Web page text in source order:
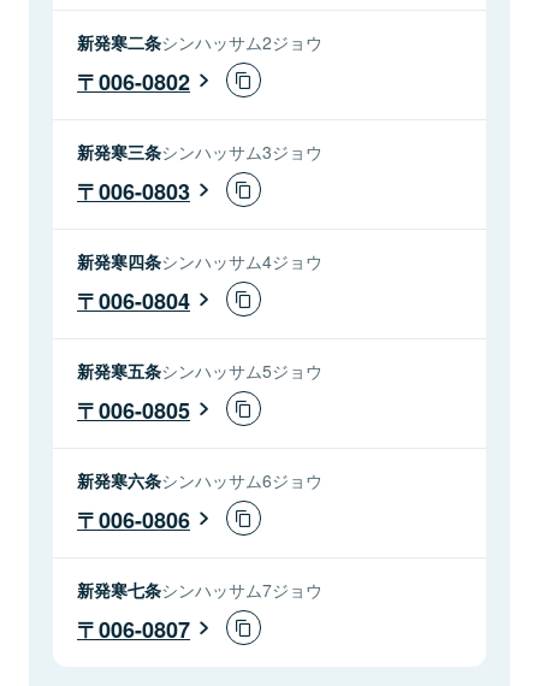
新発寒二条シンハッサム2ジョウ
006-0802
新発寒三条シンハッサム3ジョウ
006-0803
新発寒四条シンハッサム4ジョウ
006-0804
新発寒五条シンハッサム5ジョウ
006-0805
新発寒六条シンハッサム6ジョウ
006-0806
新発寒七条シンハッサム7ジョウ
006-0807